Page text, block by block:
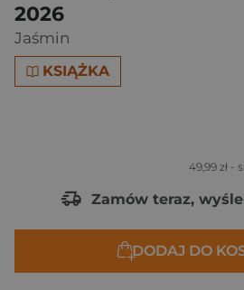
2026
Jaśmin
KSIĄŻKA
49,99 zł -
Zamów teraz,
DODAJ DO